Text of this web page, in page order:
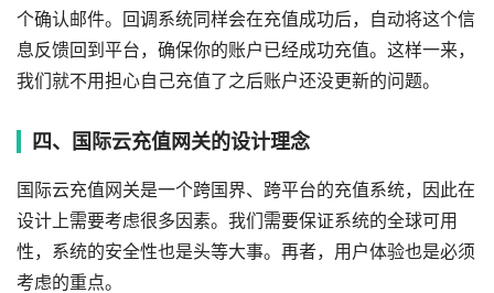
个确认邮件。回调系统同样会在充值成功后，自动将这个信
息反馈回到平台，确保你的账户已经成功充值。这样一来，
我们就不用担心自己充值了之后账户还没更新的问题。
四、国际云充值网关的设计理念
国际云充值网关是一个跨国界、跨平台的充值系统，因此在
设计上需要考虑很多因素。我们需要保证系统的全球可用
性，系统的安全性也是头等大事。再者，用户体验也是必须
考虑的重点。